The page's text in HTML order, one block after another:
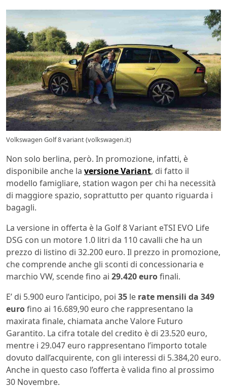
Volkswagen Golf 8 variant (volkswagen.it)
Non solo berlina, però. In promozione, infatti, è
disponibile anche la versione Variant, di fatto il
modello famigliare, station wagon per chi ha necessità
di maggiore spazio, soprattutto per quanto riguarda i
bagagli.
La versione in offerta è la Golf 8 Variant eTSI EVO Life
DSG con un motore 1.0 litri da 110 cavalli che ha un
prezzo di listino di 32.200 euro. Il prezzo in promozione,
che comprende anche gli sconti di concessionaria e
marchio VW, scende fino ai 29.420 eurofinali.
E’ di 5.900 euro l’anticipo, poi 35 le rate mensili da 349
eurofino ai 16.689,90 euro che rappresentano la
maxirata finale, chiamata anche Valore Futuro
Garantito. La cifra totale del credito è di 23.520 euro,
mentre i 29.047 euro rappresentano l’importo totale
dovuto dall’acquirente, con gli interessi di 5.384,20 euro.
Anche in questo caso l’offerta è valida fino al prossimo
30 Novembre.